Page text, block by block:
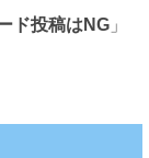
ド投稿はNG 」